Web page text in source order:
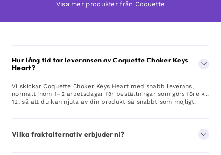
Visa mer produkter från Coquette
Hur lång tid tar leveransen av Coquette Choker Keys
Heart?
Vi skickar Coquette Choker Keys Heart med snabb leverans,
normalt inom 1–2 arbetsdagar för beställningar som görs före kl.
12, så att du kan njuta av din produkt så snabbt som möjligt.
Vilka fraktalternativ erbjuder ni?